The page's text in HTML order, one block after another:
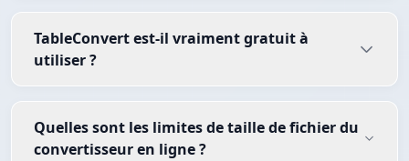
TableConvert est-il vraiment gratuit à
utiliser ?
Quelles sont les limites de taille de fichier du
convertisseur en ligne ?